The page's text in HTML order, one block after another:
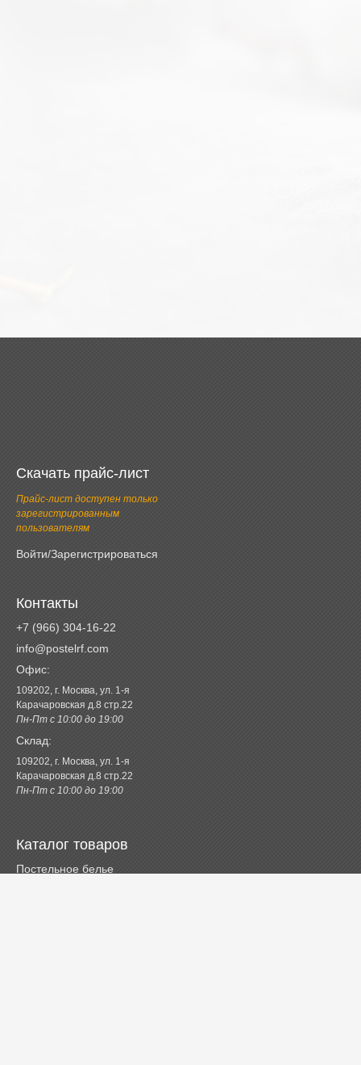
Скачать прайс-лист
Прайс-лист доступен только
зарегистрированным
пользователям
Войти/Зарегистрироваться
Контакты
+7 (966) 304-16-22
info@postelrf.com
Офис:
109202, г. Москва, ул. 1-я
Карачаровская д.8 стр.22
Пн-Пт с 10:00 до 19:00
Склад:
109202, г. Москва, ул. 1-я
Карачаровская д.8 стр.22
Пн-Пт с 10:00 до 19:00
Каталог товаров
Постельное белье